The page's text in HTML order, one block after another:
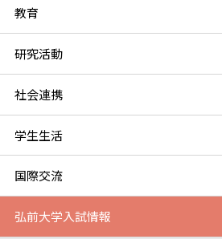
教育
研究活動
社会連携
学生生活
国際交流
弘前大学入試情報